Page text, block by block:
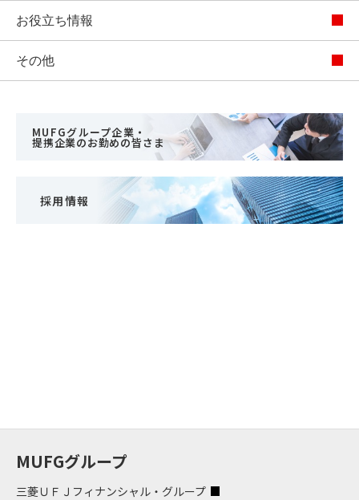
お役立ち情報
その他
MUFGグループ企業・
提携企業のお勤めの皆さま
採用情報
MUFGグループ
三菱ＵＦＪフィナンシャル・グループ